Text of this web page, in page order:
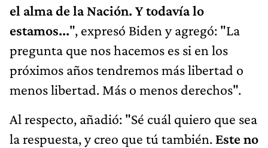
el alma de la Nación. Y todavía lo
estamos...", expresó Biden y agregó: "La
pregunta que nos hacemos es si en los
próximos años tendremos más libertad o
menos libertad. Más o menos derechos".
Al respecto, añadió: "Sé cuál quiero que sea
la respuesta, y creo que tú también. Este no